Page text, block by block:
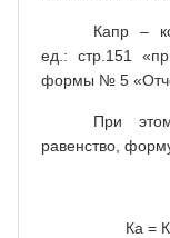
Капр –
ед.: стр.151
формы № 5
При
равенство,
Ка